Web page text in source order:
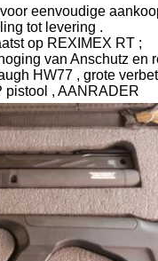
eenvoudige
tot levering .
op REXIMEX RT ;
van Anschutz en
HW77 , grote
pistool , AANRADER